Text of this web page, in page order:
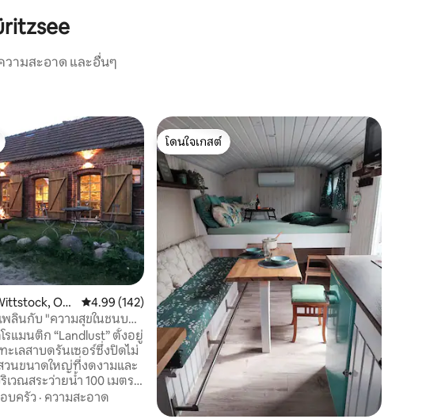
ามสะอาด และอื่นๆ
ว
Ort
คะแนนเฉลี่ย 4.99 จาก 5, 142 รีวิว
4.99 (142)
ลินกับ "ความสุขในชนบท"
ซอร์
แมนติก “Landlust” ตั้งอยู่
ะเลสาบดรันเซอร์ซึ่งปิดไม่
วนขนาดใหญ่ที่งดงามและ
วณสระว่ายน้ำ 100 เมตร
เรือส่วนตัว สามารถเช่า
ค และเรือใบ (ต้องมีทักษะ
บครัว · ความสะอาด
โดนใจเกสต์
โดนใจเกสต์